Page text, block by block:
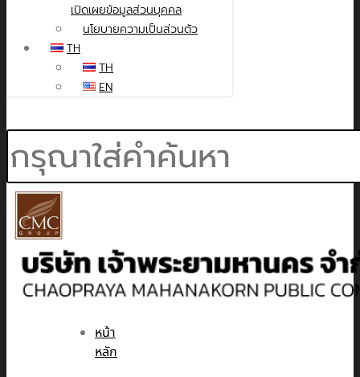
เปิดเผยข้อมูลส่วนบุคคล
นโยบายความเป็นส่วนตัว
TH
TH
EN
หน้า
หลัก